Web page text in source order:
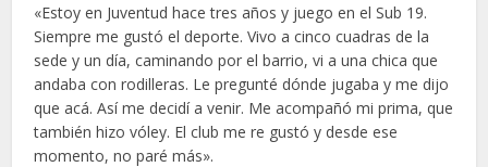
«Estoy en Juventud hace tres años y juego en el Sub 19.
Siempre me gustó el deporte. Vivo a cinco cuadras de la
sede y un día, caminando por el barrio, vi a una chica que
andaba con rodilleras. Le pregunté dónde jugaba y me dijo
que acá. Así me decidí a venir. Me acompañó mi prima, que
también hizo vóley. El club me re gustó y desde ese
momento, no paré más».